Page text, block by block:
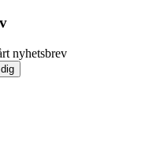
nyhetsbrev